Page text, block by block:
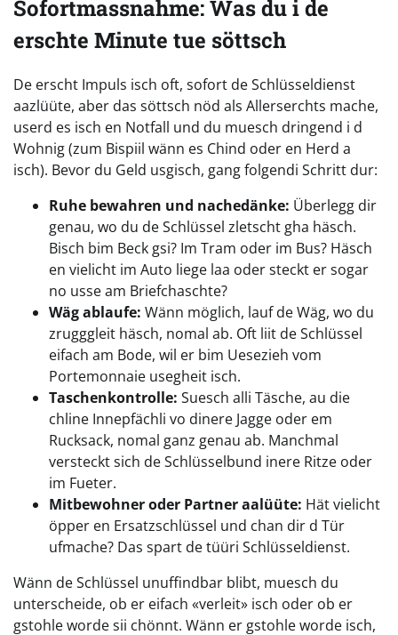
Sofortmassnahme: Was du i de
erschte Minute tue söttsch
De erscht Impuls isch oft, sofort de Schlüsseldienst
aazlüüte, aber das söttsch nöd als Allerserchts mache,
userd es isch en Notfall und du muesch dringend i d
Wohnig (zum Bispiil wänn es Chind oder en Herd a
isch). Bevor du Geld usgisch, gang folgendi Schritt dur:
Ruhe bewahren und nachedänke: Überlegg dir
genau, wo du de Schlüssel zletscht gha häsch.
Bisch bim Beck gsi? Im Tram oder im Bus? Häsch
en vielicht im Auto liege laa oder steckt er sogar
no usse am Briefchaschte?
Wäg ablaufe: Wänn möglich, lauf de Wäg, wo du
zrugggleit häsch, nomal ab. Oft liit de Schlüssel
eifach am Bode, wil er bim Uesezieh vom
Portemonnaie usegheit isch.
Taschenkontrolle: Suesch alli Täsche, au die
chline Innepfächli vo dinere Jagge oder em
Rucksack, nomal ganz genau ab. Manchmal
versteckt sich de Schlüsselbund inere Ritze oder
im Fueter.
Mitbewohner oder Partner aalüüte: Hät vielicht
öpper en Ersatzschlüssel und chan dir d Tür
ufmache? Das spart de tüüri Schlüsseldienst.
Wänn de Schlüssel unuffindbar blibt, muesch du
unterscheide, ob er eifach «verleit» isch oder ob er
gstohle worde sii chönnt. Wänn er gstohle worde isch,